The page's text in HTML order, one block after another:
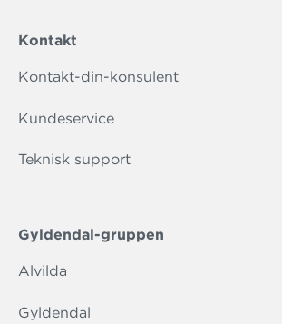
Kontakt
Kontakt-din-konsulent
Kundeservice
Teknisk support
Gyldendal-gruppen
Alvilda
Gyldendal